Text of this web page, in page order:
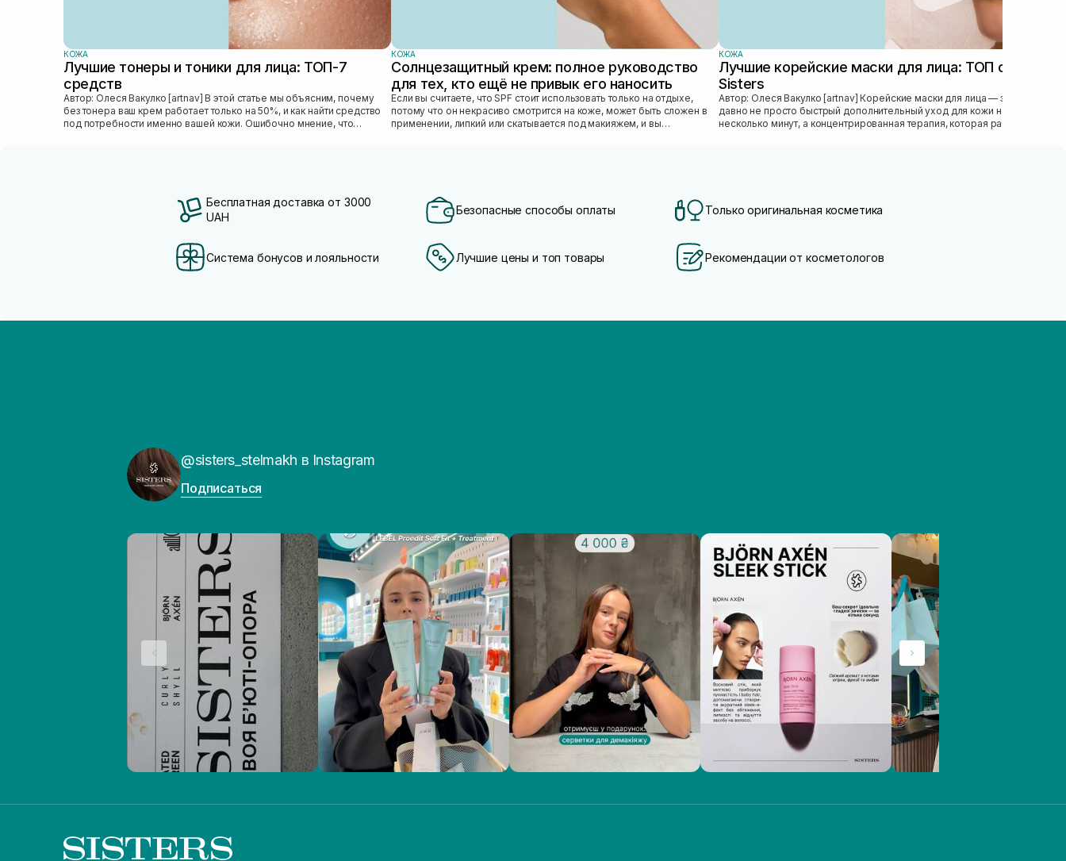
КОЖА
Лучшие тонеры и тоники для лица: ТОП-7
средств
Автор: Олеся Вакулко [artnav] В этой статье мы объясним, почему
без тонера ваш крем работает только на 50%, и как найти средство
под потребности именно вашей кожи. Ошибочно мнение, что
КОЖА
Солнцезащитный крем: полное руководство
для тех, кто ещё не привык его наносить
Если вы считаете, что SPF стоит использовать только на отдыхе,
потому что он некрасиво смотрится на коже, может быть сложен в
применении, липкий или скатывается под макияжем, и вы
КОЖА
Лучшие корейские маски для лица: ТОП от
Sisters
Автор: Олеся Вакулко [artnav] Корейские маски для лица — это уже
давно не просто быстрый дополнительный уход для кожи на
несколько минут, а концентрированная терапия, которая работает
Бесплатная доставка от 3000
UAH
Безопасные способы оплаты Только оригинальная косметика
Система бонусов и лояльности Лучшие цены и топ товары Рекомендации от косметологов
@sisters_stelmakh в Instagram
Подписаться